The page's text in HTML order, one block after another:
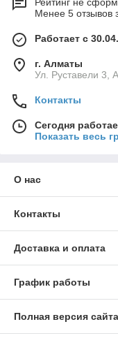
Менее 5 отзывов
Работает с
г. Алматы
Ул. Руставели 3,
Контакты
Сегодня
Показать весь
О нас
Контакты
Доставка и оплата
График работы
Полная версия сайта